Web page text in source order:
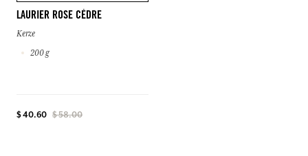
LAURIER ROSE CÈDRE
Kerze
200 g
$ 40.60 $ 58.00